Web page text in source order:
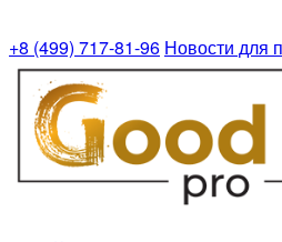
+8 (499) 717-81-96 Новости для